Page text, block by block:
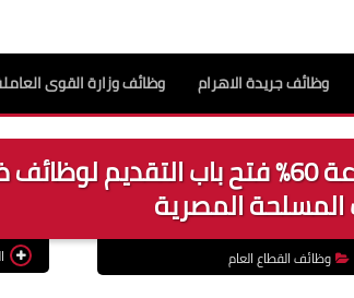
وظائف جريدة الاهرام وظائف وزارة القوى
للحاصلين على الإعدادية بمجموعة 60% فتح باب
المسلحة المصرية
وظائف القطاع العام